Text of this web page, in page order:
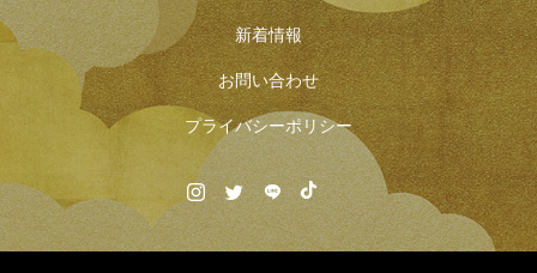
新着情報
お問い合わせ
プライバシーポリシー